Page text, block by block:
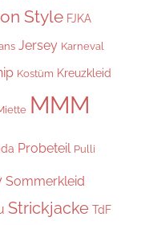
Style FJKA
Jersey Karneval
Kostüm Kreuzkleid
MMM
Probeteil Pulli
Sommerkleid
Strickjacke TdF